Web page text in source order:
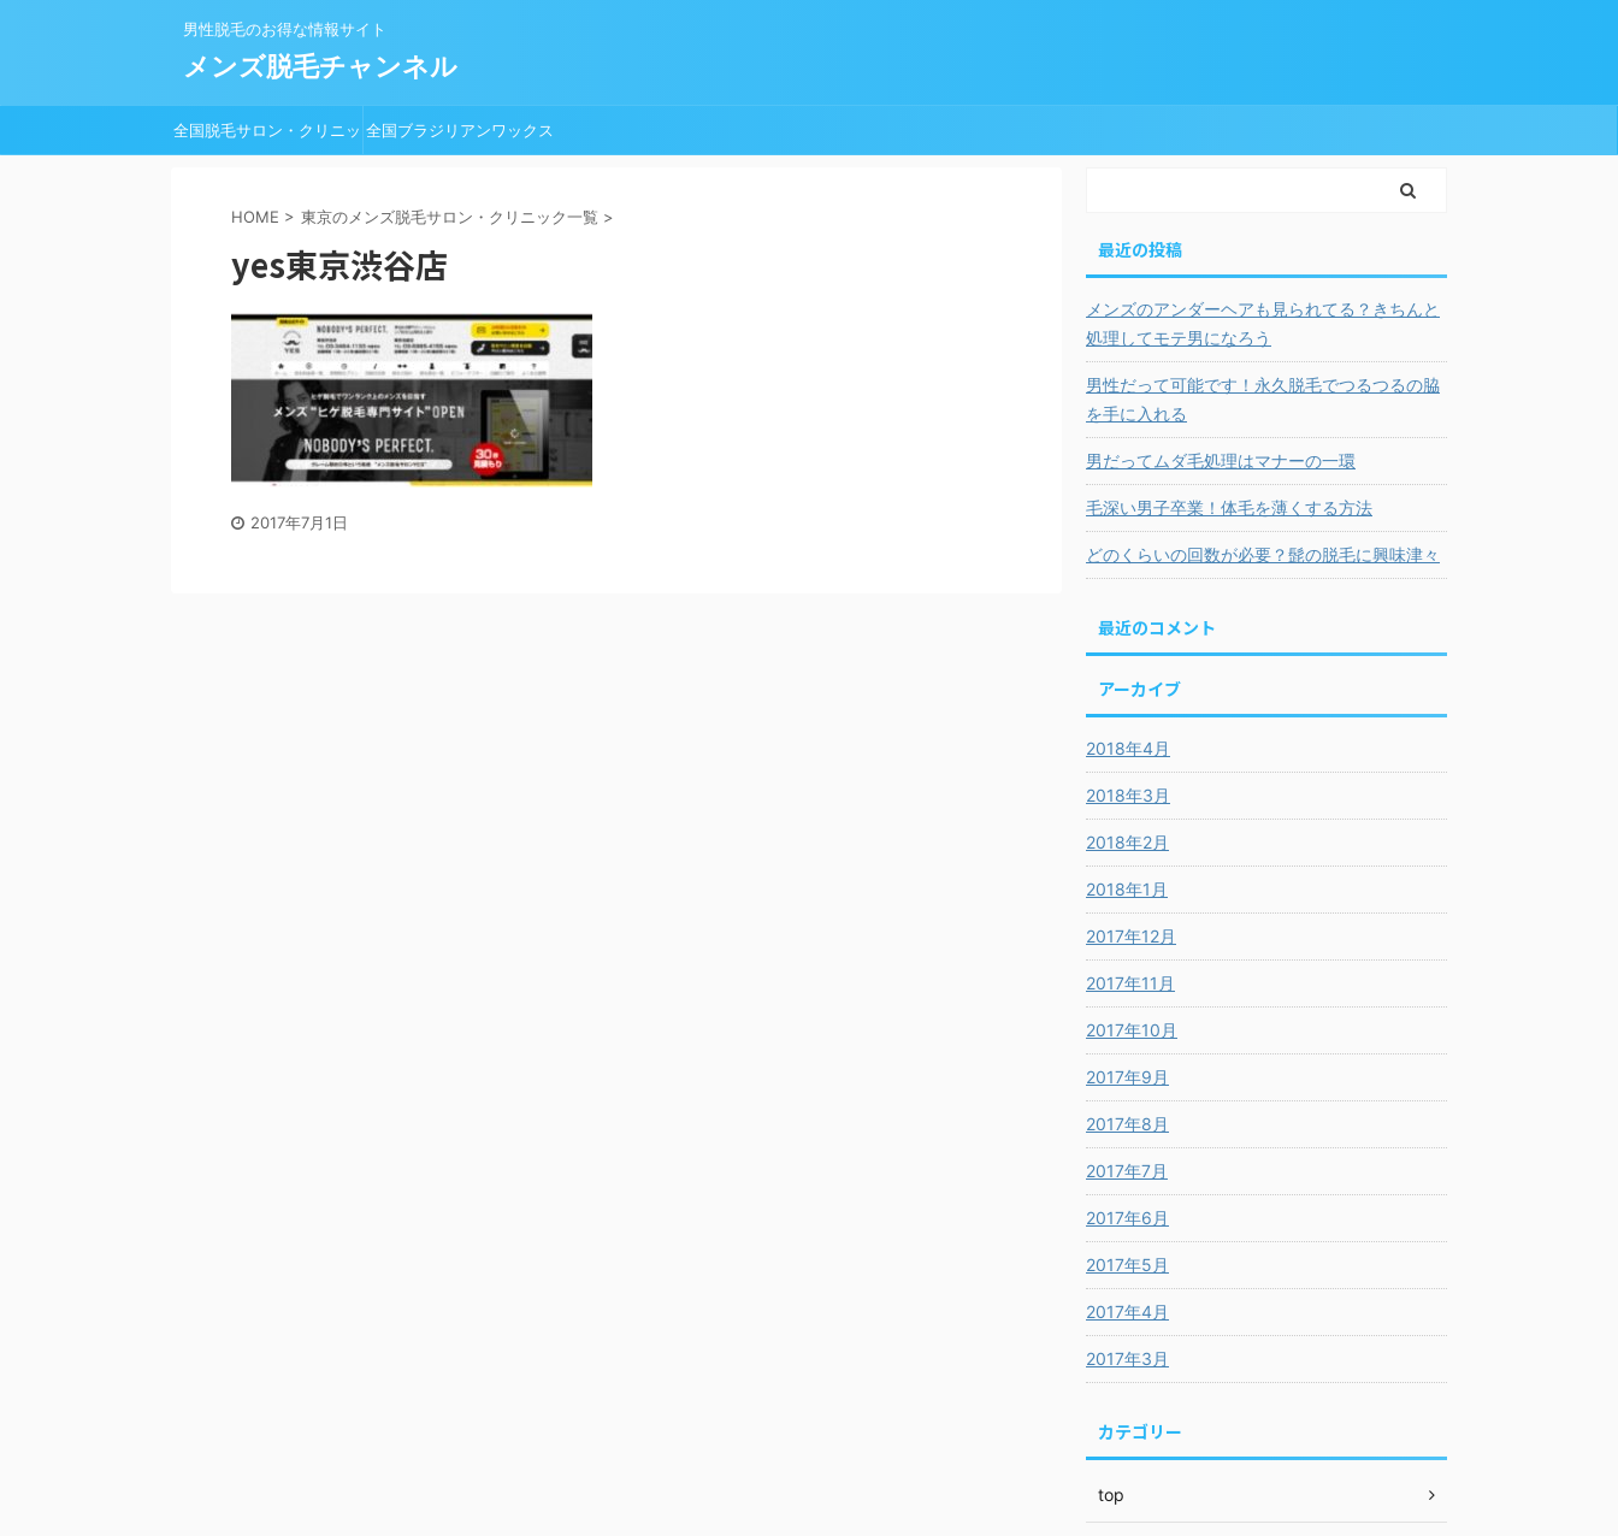
男性脱毛のお得な情報サイト
メンズ脱毛チャンネル
全国脱毛サロン・クリニッ 全国ブラジリアンワックス
HOME > 東京のメンズ脱毛サロン・クリニック一覧 >
yes東京渋谷店
2017年7月1日
最近の投稿
メンズのアンダーヘアも見られてる？きちんと
処理してモテ男になろう
男性だって可能です！永久脱毛でつるつるの脇
を手に入れる
男だってムダ毛処理はマナーの一環
毛深い男子卒業！体毛を薄くする方法
どのくらいの回数が必要？髭の脱毛に興味津々
最近のコメント
アーカイブ
2018年4月
2018年3月
2018年2月
2018年1月
2017年12月
2017年11月
2017年10月
2017年9月
2017年8月
2017年7月
2017年6月
2017年5月
2017年4月
2017年3月
カテゴリー
top